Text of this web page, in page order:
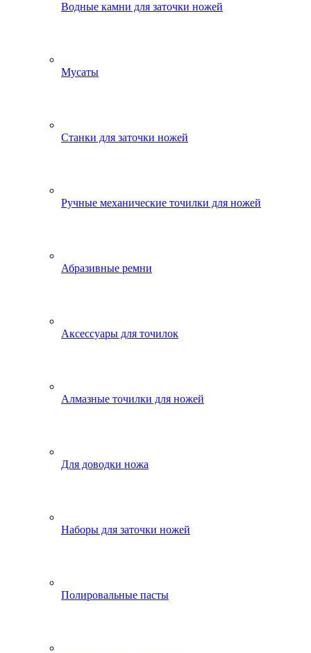
Водные камни для заточки ножей
Мусаты
Станки для заточки ножей
Ручные механические точилки для ножей
Абразивные ремни
Аксессуары для точилок
Алмазные точилки для ножей
Для доводки ножа
Наборы для заточки ножей
Полировальные пасты